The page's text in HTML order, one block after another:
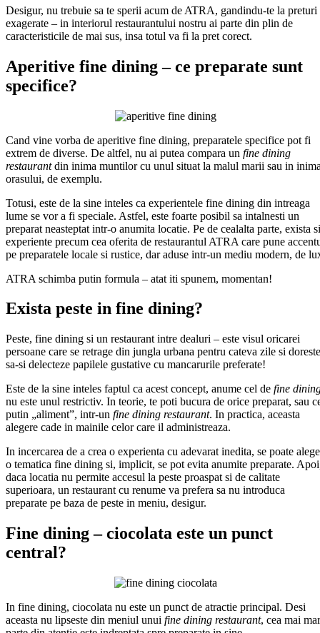
Desigur, nu trebuie sa te sperii acum de ATRA, gandindu-te la preturi
exagerate – in interiorul restaurantului nostru ai parte din plin de
caracteristicile de mai sus, insa totul va fi la pret corect.
Aperitive fine dining – ce preparate sunt
specifice?
Cand vine vorba de aperitive fine dining, preparatele specifice pot fi
extrem de diverse. De altfel, nu ai putea compara un fine dining
restaurantdin inima muntilor cu unul situat la malul marii sau in
orasului, de exemplu.
Totusi, este de la sine inteles ca experientele fine dining din intreaga
lume se vor a fi speciale. Astfel, este foarte posibil sa intalnesti un
preparat neasteptat intr-o anumita locatie. Pe de cealalta parte, exista si
experiente precum cea oferita de restaurantul ATRA care pune
pe preparatele locale si rustice, dar aduse intr-un mediu modern, de
ATRA schimba putin formula – atat iti spunem, momentan!
Exista peste in fine dining?
Peste, fine dining si un restaurant intre dealuri – este visul oricarei
persoane care se retrage din jungla urbana pentru cateva zile si doreste
sa-si delecteze papilele gustative cu mancarurile preferate!
Este de la sine inteles faptul ca acest concept, anume cel de fine
nu este unul restrictiv. In teorie, te poti bucura de orice preparat, sau
putin „aliment”, intr-un fine dining restaurant. In practica, aceasta
alegere cade in mainile celor care il administreaza.
In incercarea de a crea o experienta cu adevarat inedita, se poate alege
o tematica fine dining si, implicit, se pot evita anumite preparate.
daca locatia nu permite accesul la peste proaspat si de calitate
superioara, un restaurant cu renume va prefera sa nu introduca
preparate pe baza de peste in meniu, desigur.
Fine dining – ciocolata este un punct
central?
In fine dining, ciocolata nu este un punct de atractie principal. Desi
aceasta nu lipseste din meniul unui fine dining restaurant, cea mai